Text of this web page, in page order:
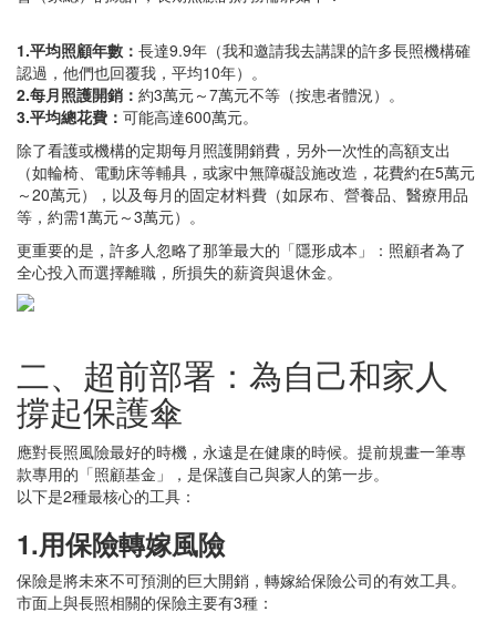
1.平均照顧年數： 長達9.9年（我和邀請我去講課的許多長照機構確
認過，他們也回覆我，平均10年）。
2.每月照護開銷： 約3萬元～7萬元不等（按患者體況）。
3.平均總花費： 可能高達600萬元。
除了看護或機構的定期每月照護開銷費，另外一次性的高額支出
（如輪椅、電動床等輔具，或家中無障礙設施改造，花費約在5萬元
～20萬元），以及每月的固定材料費（如尿布、營養品、醫療用品
等，約需1萬元～3萬元）。
更重要的是，許多人忽略了那筆最大的「隱形成本」：照顧者為了
全心投入而選擇離職，所損失的薪資與退休金。
二、超前部署：為自己和家人
撐起保護傘
應對長照風險最好的時機，永遠是在健康的時候。提前規畫一筆專
款專用的「照顧基金」，是保護自己與家人的第一步。
以下是2種最核心的工具：
1.用保險轉嫁風險
保險是將未來不可預測的巨大開銷，轉嫁給保險公司的有效工具。
市面上與長照相關的保險主要有3種：